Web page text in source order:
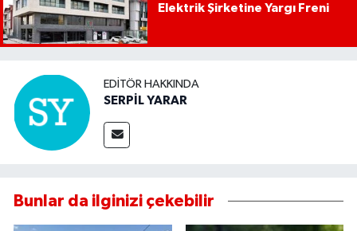
Elektrik Şirketine Yargı Freni
EDITÖR HAKKINDA
SERPİL YARAR
Bunlar da ilginizi çekebilir